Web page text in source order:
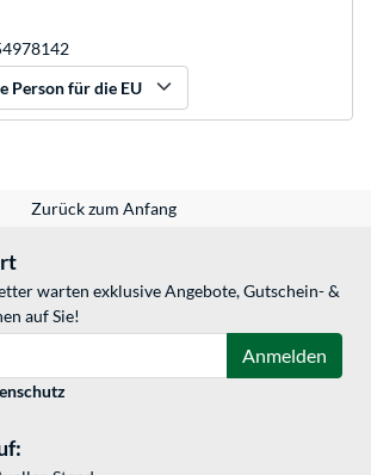
Person für die EU
Zurück zum Anfang
warten exklusive Angebote, Gutschein- &
auf Sie!
Anmelden